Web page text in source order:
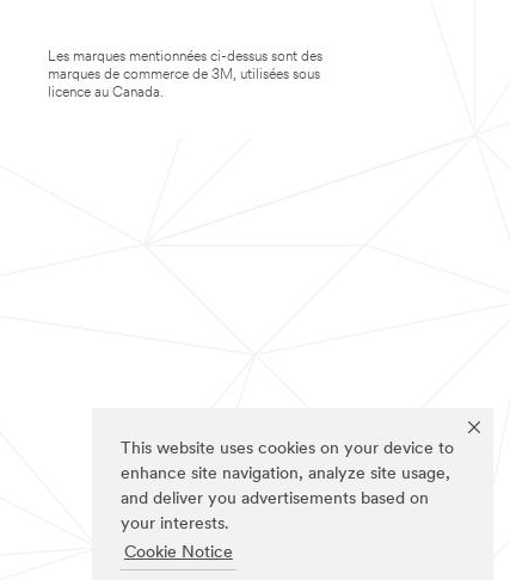
This website uses cookies on your device to
enhance site navigation, analyze site usage,
and deliver you advertisements based on
your interests.
Cookie Notice
Les marques mentionnées ci-dessus sont des
marques de commerce de 3M, utilisées sous
licence au Canada.